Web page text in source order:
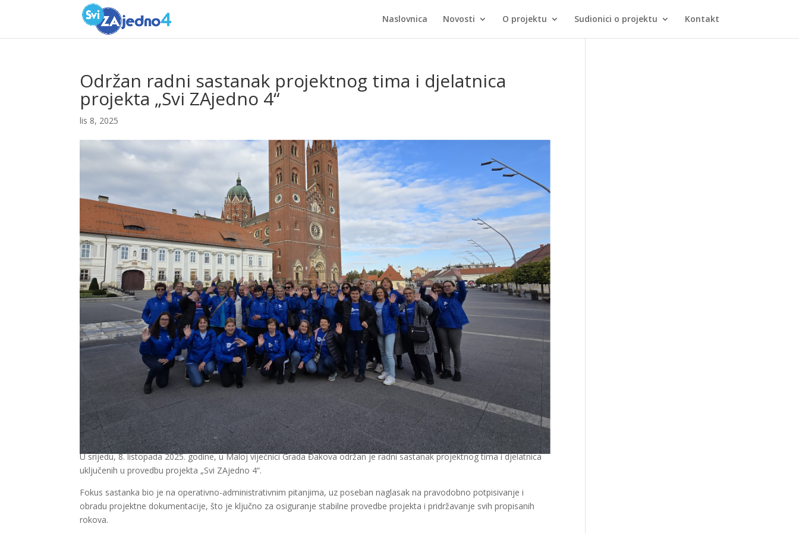
Naslovnica Novosti O projektu Sudionici o projektu Kontakt
Održan radni sastanak projektnog tima i djelatnica
projekta „Svi ZAjedno 4“
lis 8, 2025
U srijedu, 8. listopada 2025. godine, u Maloj vijećnici Grada Đakova održan je radni sastanak projektnog tima i djelatnica
uključenih u provedbu projekta „Svi ZAjedno 4“.
Fokus sastanka bio je na operativno-administrativnim pitanjima, uz poseban naglasak na pravodobno potpisivanje i
obradu projektne dokumentacije, što je ključno za osiguranje stabilne provedbe projekta i pridržavanje svih propisanih
rokova.